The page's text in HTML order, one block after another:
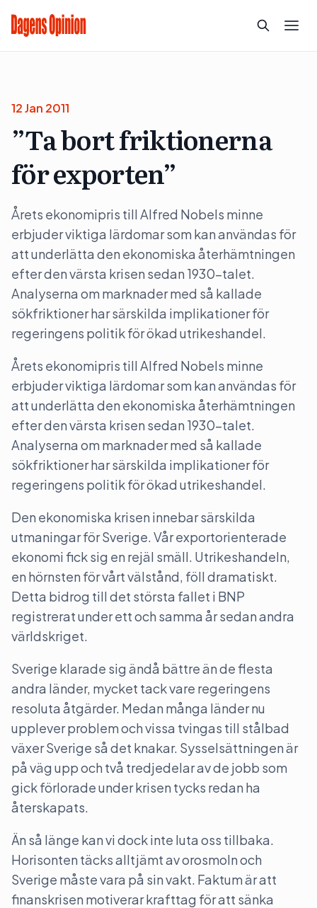
12 Jan 2011
”Ta bort friktionerna
för exporten”
Årets ekonomipris till Alfred Nobels minne
erbjuder viktiga lärdomar som kan användas för
att underlätta den ekonomiska återhämtningen
efter den värsta krisen sedan 1930-talet.
Analyserna om marknader med så kallade
sökfriktioner har särskilda implikationer för
regeringens politik för ökad utrikeshandel.
Årets ekonomipris till Alfred Nobels minne
erbjuder viktiga lärdomar som kan användas för
att underlätta den ekonomiska återhämtningen
efter den värsta krisen sedan 1930-talet.
Analyserna om marknader med så kallade
sökfriktioner har särskilda implikationer för
regeringens politik för ökad utrikeshandel.
Den ekonomiska krisen innebar särskilda
utmaningar för Sverige. Vår exportorienterade
ekonomi fick sig en rejäl smäll. Utrikeshandeln,
en hörnsten för vårt välstånd, föll dramatiskt.
Detta bidrog till det största fallet i BNP
registrerat under ett och samma år sedan andra
världskriget.
Sverige klarade sig ändå bättre än de flesta
andra länder, mycket tack vare regeringens
resoluta åtgärder. Medan många länder nu
upplever problem och vissa tvingas till stålbad
växer Sverige så det knakar. Sysselsättningen är
på väg upp och två tredjedelar av de jobb som
gick förlorade under krisen tycks redan ha
återskapats.
Än så länge kan vi dock inte luta oss tillbaka.
Horisonten täcks alltjämt av orosmoln och
Sverige måste vara på sin vakt. Faktum är att
finanskrisen motiverar krafttag för att sänka